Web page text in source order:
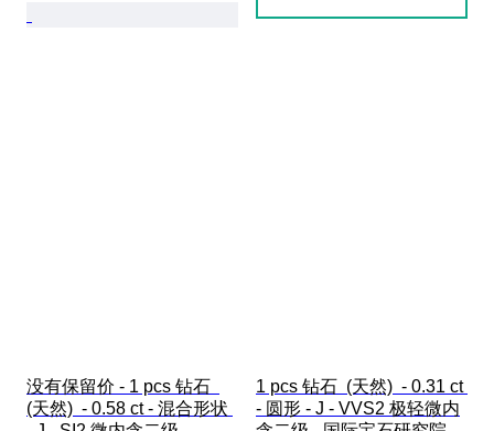
没有保留价 - 1 pcs 钻石
(天然)  - 0.58 ct - 混合形状
1 pcs 钻石  (天然)  - 0.31 ct
- 圆形 - J - VVS2 极轻微内